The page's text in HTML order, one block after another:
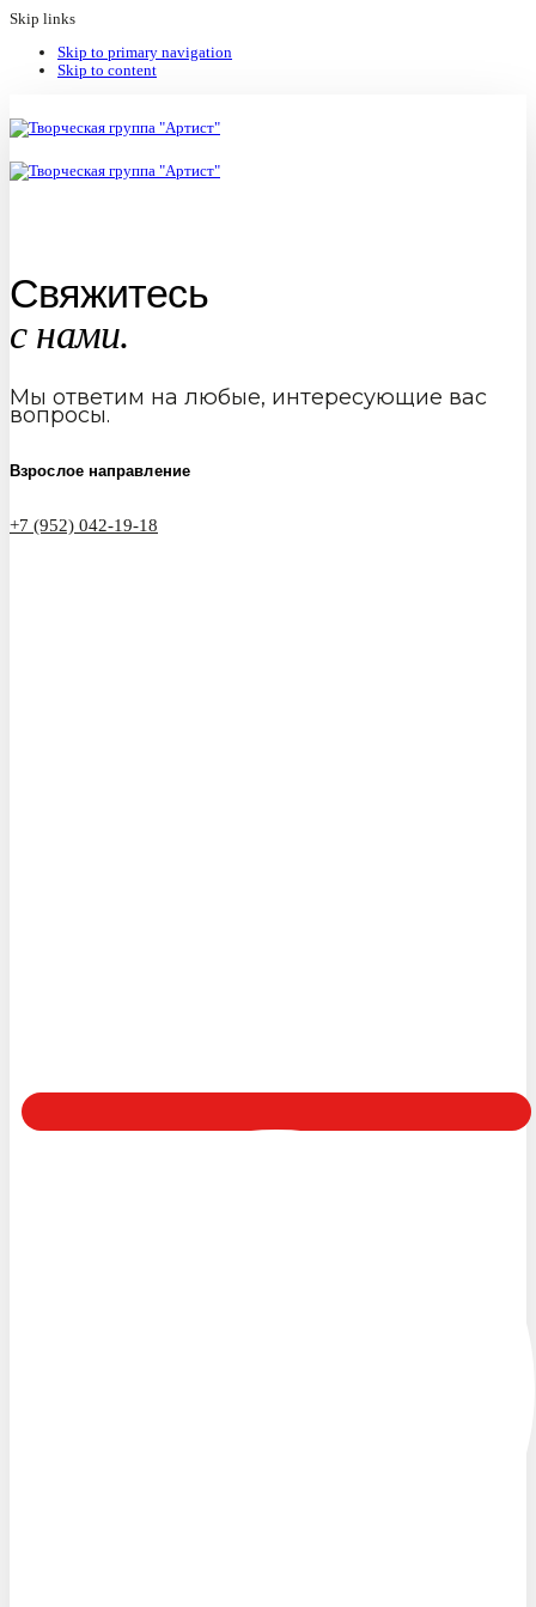
Skip links
Skip to primary navigation
Skip to content
Свяжитесь
с нами.
Мы ответим на любые, интересующие вас
вопросы.
Взрослое направление
+7 (952) 042-19-18